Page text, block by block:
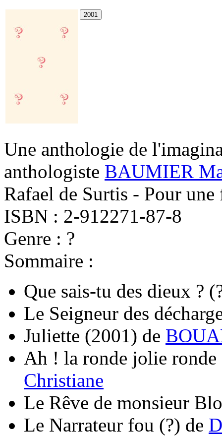
Une anthologie de
anthologiste BAUMIER
Rafael de Surtis - Pour
ISBN : 2-912271-87-8
Genre : ?
Sommaire :
Que sais-tu des dieux ?
Le Seigneur des
Juliette (2001) de
Ah ! la ronde jolie ronde
Christiane
Le Rêve de monsieur
Le Narrateur fou (?) de